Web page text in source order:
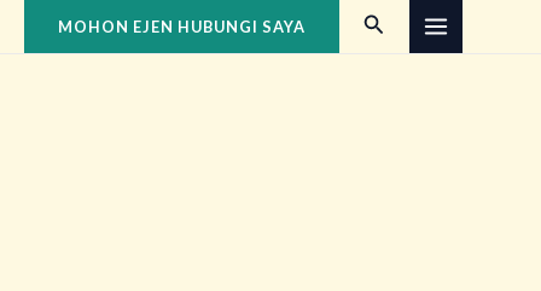
MOHON EJEN HUBUNGI SAYA Search